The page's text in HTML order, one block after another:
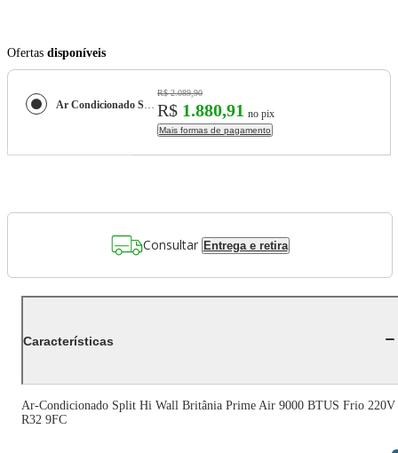
Ofertas disponíveis
Ar Condicionado Split Hi Wall Britânia Prime Air 9000 BTUS Frio 220V R32 9FC
R$ 2.089,90
R$ 1.880,91 no pix
Mais formas de pagamento
Consultar Entrega e retira
Características
Ar-Condicionado Split Hi Wall Britânia Prime Air 9000 BTUS Frio 220V
R32 9FC